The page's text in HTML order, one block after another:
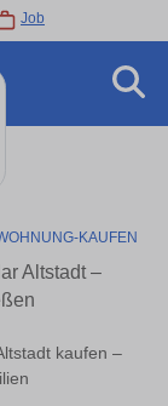
Job
KAUFEN
Altstadt –
kaufen –